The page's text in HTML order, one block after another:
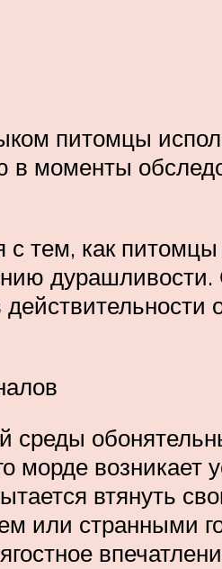
питомцы
моменты
тем, как
дурашливости.
морде возникает
втянуть
или странными